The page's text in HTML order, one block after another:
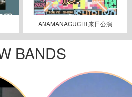
ANAMANAGUCHI 来日公演
BANDS